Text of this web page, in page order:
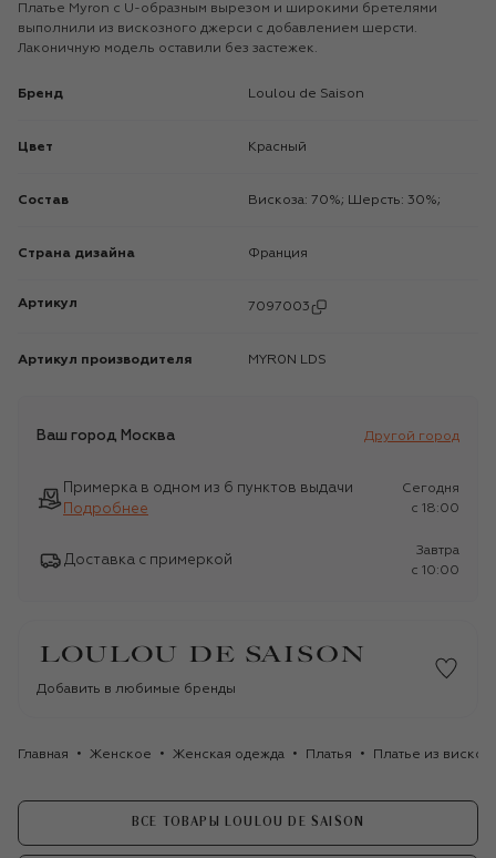
Платье Myron с U-образным вырезом и широкими бретелями
выполнили из вискозного джерси с добавлением шерсти.
Лаконичную модель оставили без застежек.
Бренд Loulou de Saison
Цвет Красный
Состав Вискоза: 70%; Шерсть: 30%;
Страна дизайна Франция
Артикул 7097003
Артикул производителя MYR0N LDS
Ваш город Москва Другой город
Примерка в одном из 6 пунктов выдачи
Подробнее
Сегодня
c 18:00
Доставка с примеркой
Завтра
c 10:00
Добавить в любимые бренды
Главная Женское Женская одежда Платья Платье из
ВСЕ ТОВАРЫ LOULOU DE SAISON